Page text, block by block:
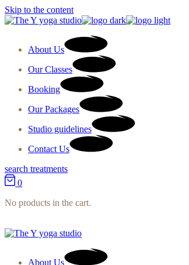
Skip to the content
About Us
Our Classes
Booking
Our Packages
Studio guidelines
Contact Us
search treatments
0
No products in the cart.
About Us